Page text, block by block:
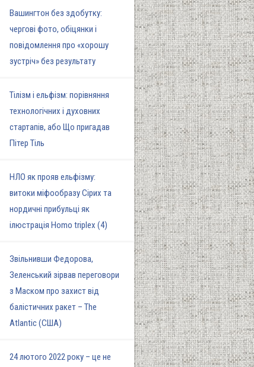
Вашингтон без здобутку:
чергові фото, обіцянки і
повідомлення про «хорошу
зустріч» без результату
Тілізм і ельфізм: порівняння
технологічних і духовних
стартапів, або Що пригадав
Пітер Тіль
НЛО як прояв ельфізму:
витоки міфообразу Сірих та
нордичні прибульці як
ілюстрація Homo triplex (4)
Звільнивши Федорова,
Зеленський зірвав переговори
з Маском про захист від
балістичних ракет – The
Atlantic (США)
24 лютого 2022 року – це не